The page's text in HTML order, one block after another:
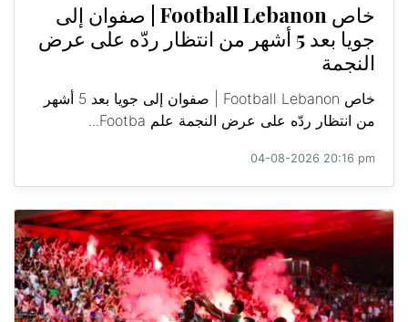
خاص Football Lebanon | صفوان إلى
جويا بعد 5 أشهر من انتظار ردّه على عرض
النجمة
خاص Football Lebanon | صفوان إلى جويا بعد 5 أشهر
من انتظار ردّه على عرض النجمة علم Footba...
04-08-2026 20:16 pm